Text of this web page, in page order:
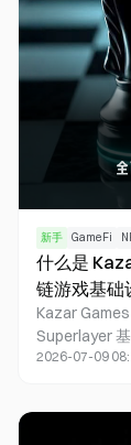
新手 GameFi
什么是
链游戏基础
Kazar
Superlayer
共享经济层
2026-07-09